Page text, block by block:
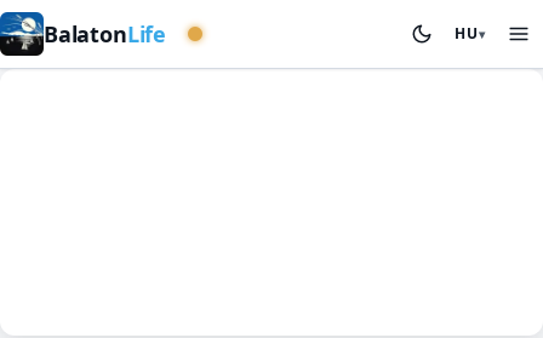
BalatonLife Nyugati medence HU▾